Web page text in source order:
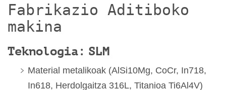
Fabrikazio Aditiboko
makina
Teknologia: SLM
Material metalikoak (AlSi10Mg, CoCr, In718,
In618, Herdolgaitza 316L, Titanioa Ti6Al4V)